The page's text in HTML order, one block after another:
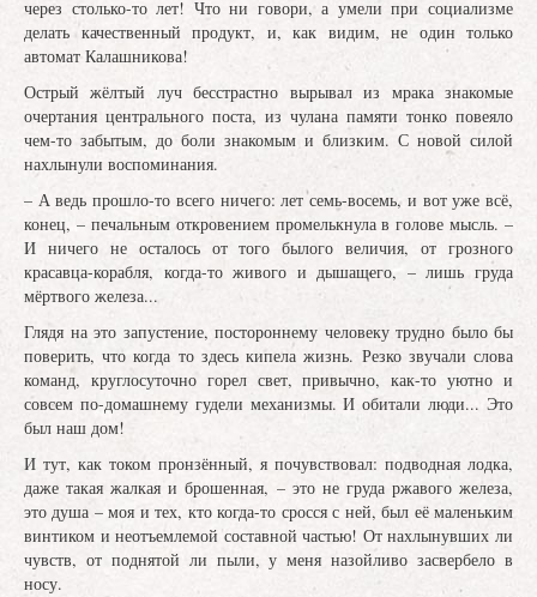
через столько-то лет! Что ни говори, а умели при социализме
делать качественный продукт, и, как видим, не один только
автомат Калашникова!
Острый жёлтый луч бесстрастно вырывал из мрака знакомые
очертания центрального поста, из чулана памяти тонко повеяло
чем-то забытым, до боли знакомым и близким. С новой силой
нахлынули воспоминания.
– А ведь прошло-то всего ничего: лет семь-восемь, и вот уже всё,
конец, – печальным откровением промелькнула в голове мысль. –
И ничего не осталось от того былого величия, от грозного
красавца-корабля, когда-то живого и дышащего, – лишь груда
мёртвого железа...
Глядя на это запустение, постороннему человеку трудно было бы
поверить, что когда то здесь кипела жизнь. Резко звучали слова
команд, круглосуточно горел свет, привычно, как-то уютно и
совсем по-домашнему гудели механизмы. И обитали люди... Это
был наш дом!
И тут, как током пронзённый, я почувствовал: подводная лодка,
даже такая жалкая и брошенная, – это не груда ржавого железа,
это душа – моя и тех, кто когда-то сросся с ней, был её маленьким
винтиком и неотъемлемой составной частью! От нахлынувших ли
чувств, от поднятой ли пыли, у меня назойливо засвербело в
носу.